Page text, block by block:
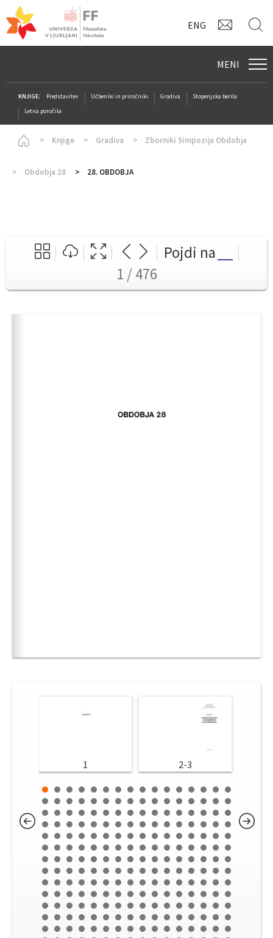
ENG
MENI
KNJIGE: Predstavitev Učbeniki in priročniki Gradiva
Stopenjska berila
Letna poročila
Homepage
Knjige Gradiva Zborniki Simpozija Obdobja
Obdobja 28 28. OBDOBJA
Pojdi na
1 / 476
1 2-3